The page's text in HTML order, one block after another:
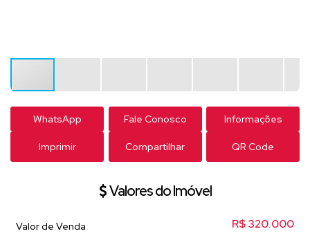
WhatsApp Fale Conosco Informações
Imprimir Compartilhar QR Code
Valores do Imóvel
R$320.000
Valor de Venda